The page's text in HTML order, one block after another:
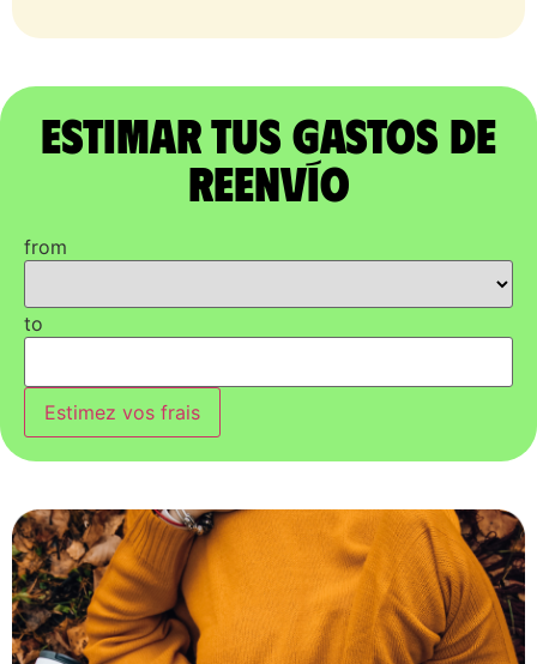
Estimar tus gastos de
reenvío
from
to
Estimez vos frais